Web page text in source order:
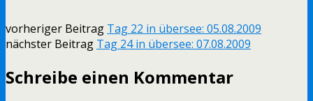
vorheriger Beitrag Tag 22 in übersee: 05.08.2009
nächster Beitrag Tag 24 in übersee: 07.08.2009
Schreibe einen Kommentar